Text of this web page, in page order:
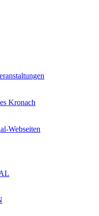
Kronach
Webseiten